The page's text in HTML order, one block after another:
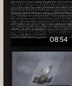
08:54